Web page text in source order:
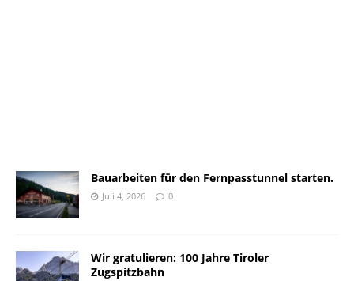
Bauarbeiten für den Fernpasstunnel starten.
Juli 4, 2026 0
Wir gratulieren: 100 Jahre Tiroler
Zugspitzbahn